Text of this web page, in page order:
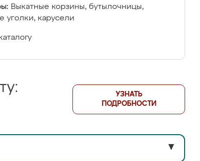
Выкатные корзины, бутылочницы,
уголки, карусели
УЗНАТЬ
ПОДРОБНОСТИ
▼